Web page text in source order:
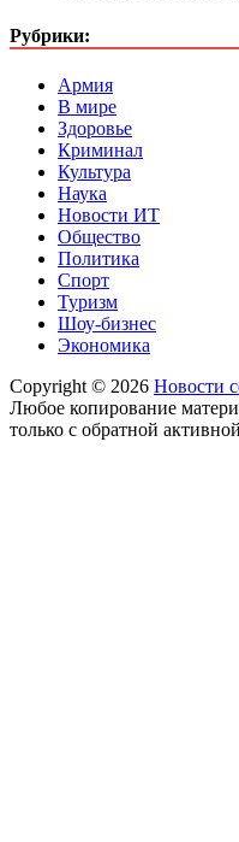
Рубрики:
Армия
В мире
Здоровье
Криминал
Культура
Наука
Новости ИТ
Общество
Политика
Спорт
Туризм
Шоу-бизнес
Экономика
Copyright © 2026 Новости
Любое копирование
только с обратной